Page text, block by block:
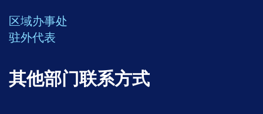
区域办事处
驻外代表
其他部门联系方式